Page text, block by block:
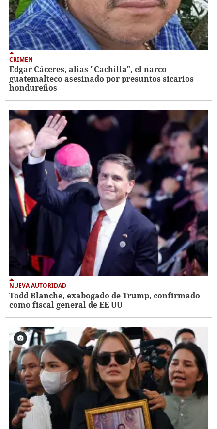
CRIMEN
Edgar Cáceres, alias "Cachilla", el narco
guatemalteco asesinado por presuntos sicarios
hondureños
NUEVA AUTORIDAD
Todd Blanche, exabogado de Trump, confirmado
como fiscal general de EE UU